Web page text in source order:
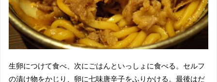
生卵につけて食べ、次にごはんといっしょに食べる。セルフ
の漬け物をかじり、卵に七味唐辛子をふりかける。最後はだ